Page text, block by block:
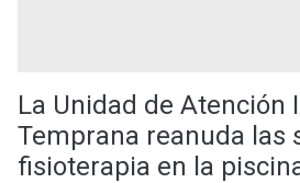
La Unidad de Atención
Temprana reanuda las
fisioterapia en la